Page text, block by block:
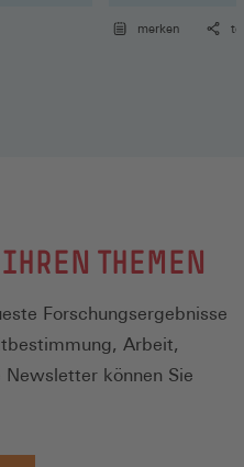
merken
THEMEN
Forschungsergebnisse
Arbeit,
können Sie